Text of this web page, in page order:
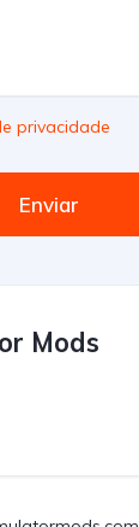
privacidade
Enviar
Mods